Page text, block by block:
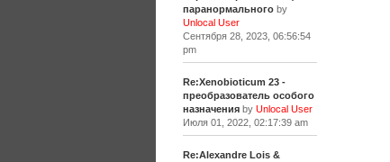
паранормальногоby
Unlocal User
Сентября 28, 2023, 06:56:54
pm
Re:Xenobioticum 23 -
преобразователь особого
назначенияby Unlocal User
Июля 01, 2022, 02:17:39 am
Re:Alexandre Lois &